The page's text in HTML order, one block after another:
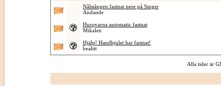
Nålstången fastnat nere på Singer
Andande
Hurqvarna automatic fastnat
Mikalen
Hjälp! Handhjulet har fastnat!
bealitt
Alla tider är